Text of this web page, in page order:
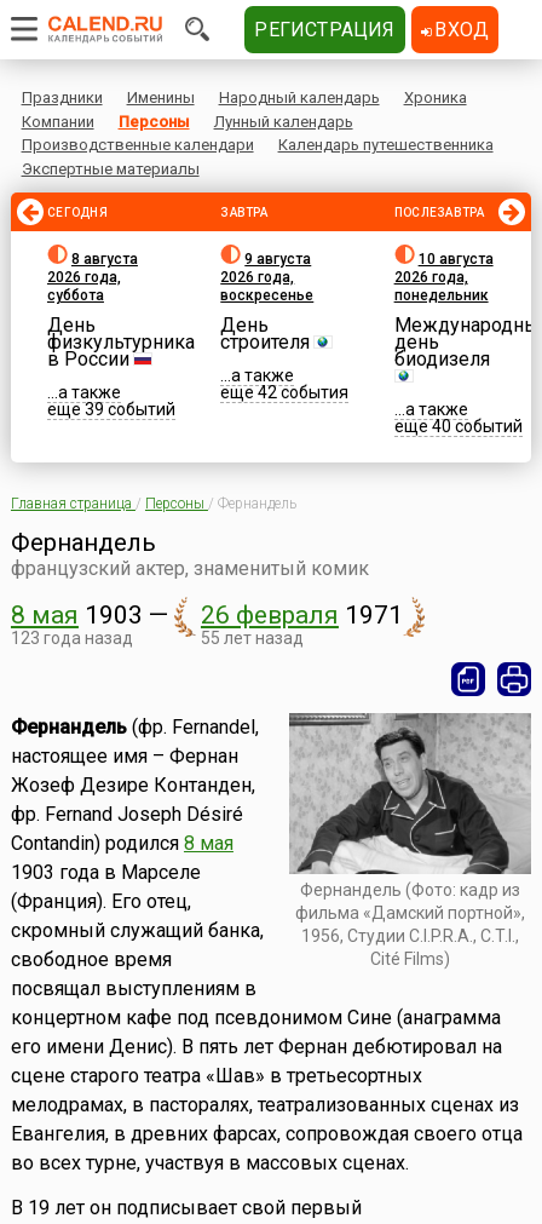
Праздники Именины Народный календарь
Хроника
Компании
Персоны
Лунный календарь
Производственные календари
Календарь путешественника
Экспертные материалы
СЕГОДНЯ
8 августа
2026 года,
суббота
День
физкультурника
в России
...а также
еще 39 событий
ЗАВТРА
9 августа
2026 года,
воскресенье
День
строителя
...а также
еще 42 события
ПОСЛЕЗАВТРА
10 августа
2026 года,
понедельник
день
биодизеля
...а также
еще 40 событий
Главная страница / Персоны / Фернандель
Фернандель
французский актер, знаменитый комик
8 мая 1903
123 года назад
— 26 февраля 1971
55 лет назад
Фернандель (Фото: кадр из
фильма «Дамский портной»,
1956, Студии C.I.P.R.A., C.T.I.,
Cité Films)
Фернандель(фр. Fernandel,
настоящее имя – Фернан
Жозеф Дезире Контанден,
фр. Fernand Joseph Désiré
Contandin) родился 8 мая
1903 года в Марселе
(Франция). Его отец,
скромный служащий банка,
свободное время
посвящал выступлениям в
концертном кафе под псевдонимом Сине (анаграмма
его имени Денис). В пять лет Фернан дебютировал на
сцене старого театра «Шав» в третьесортных
мелодрамах, в пасторалях, театрализованных сценах из
Евангелия, в древних фарсах, сопровождая своего отца
во всех турне, участвуя в массовых сценах.
В 19 лет он подписывает свой первый
РЕГИСТРАЦИЯ ВХОД